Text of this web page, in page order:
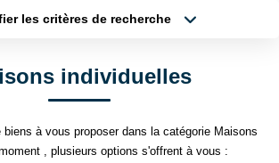
les critères de recherche
Créer une alerte
individuelles
biens à vous proposer dans la catégorie Maisons
, plusieurs options s'offrent à vous :